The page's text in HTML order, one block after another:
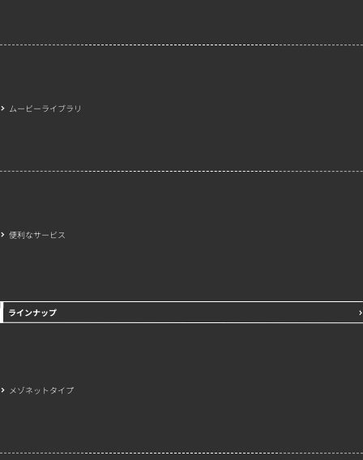
ムービーライブラリ
便利なサービス
ラインナップ
メゾネットタイプ